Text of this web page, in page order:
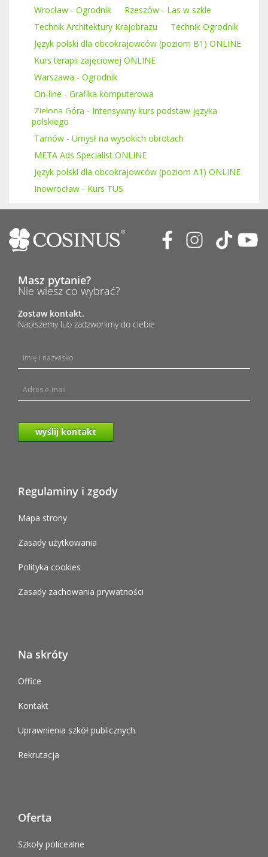
Wrocław - Ogrodnik
Rzeszów - Las w szkle
Technik Architektury Krajobrazu
Technik Ogrodnik
Język polski dla obcokrajowców (poziom B1) ONLINE
Kurs terapii zajęciowej ONLINE
Warszawa - Ogrodnik
On-line - Grafika komputerowa
Zielona Góra - Intensywny kurs podstaw języka
polskiego
Tarnów - Umysł na wysokich obrotach
META Ads Specialist ONLINE
Język polski dla obcokrajowców (poziom A1) ONLINE
Inowrocław - Kurs TUS
Masz pytanie?
Nie wiesz co wybrać?
Zostaw kontakt.
Napiszemy lub zadzwonimy do ciebie
wyślij kontakt
Regulaminy i zgody
Mapa strony
Zasady użytkowania
Polityka cookies
Zasady zachowania prywatności
Na skróty
Office
Kontakt
Uprawnienia szkół publicznych
Rekrutacja
Oferta
Szkoły policealne